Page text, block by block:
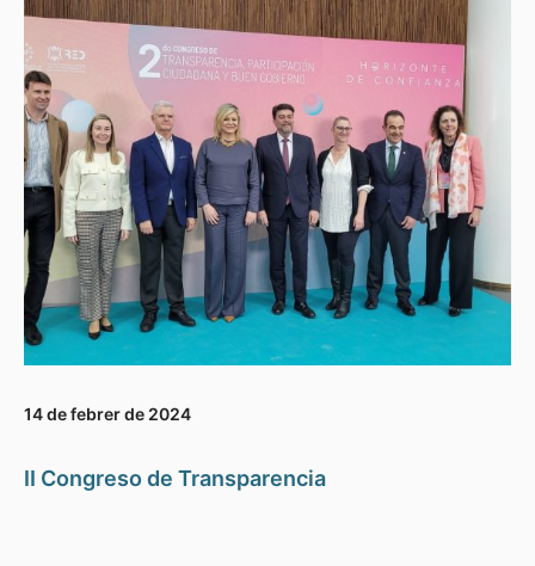
14 de febrer de 2024
II Congreso de Transparencia